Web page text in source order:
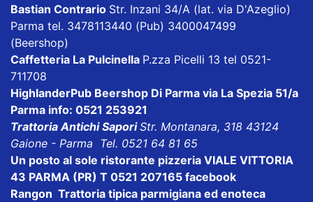
Bastian Contrario Str. Inzani 34/A (lat. via D'Azeglio)
Parma tel. 3478113440 (Pub) 3400047499
(Beershop)
Caffetteria La Pulcinella P.zza Picelli 13 tel 0521-
711708
HighlanderPub Beershop Di Parma via La Spezia 51/a
Parma info: 0521 253921
Trattoria Antichi SaporiStr. Montanara, 318 43124
Gaione - Parma Tel. 0521 64 81 65
Un posto al sole ristorante pizzeria VIALE VITTORIA
43 PARMA (PR) T 0521 207165 facebook
Rangon Trattoria tipica parmigiana ed enoteca